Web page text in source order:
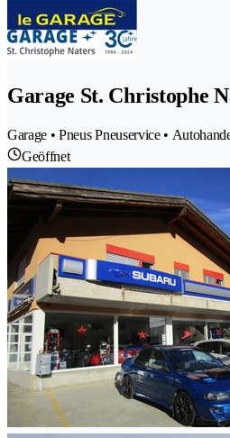
Garage St. Christophe
Garage • Pneus Pneuservice •
Geöffnet